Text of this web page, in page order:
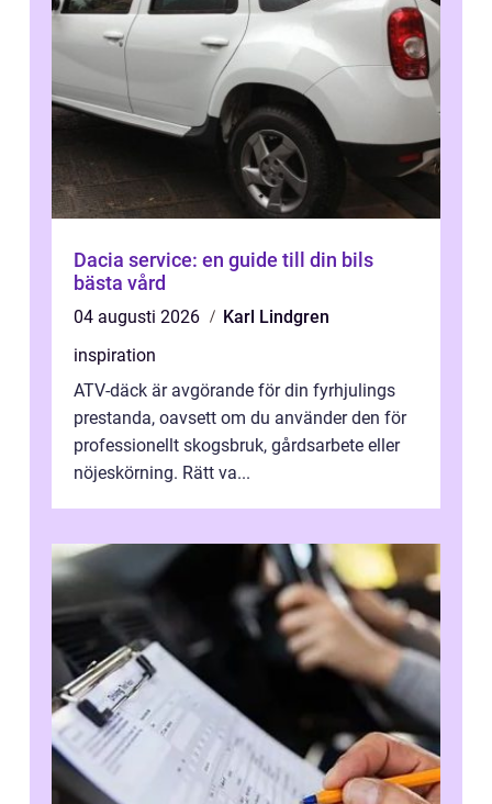
Dacia service: en guide till din bils
bästa vård
04 augusti 2026
Karl Lindgren
inspiration
ATV-däck är avgörande för din fyrhjulings
prestanda, oavsett om du använder den för
professionellt skogsbruk, gårdsarbete eller
nöjeskörning. Rätt va...